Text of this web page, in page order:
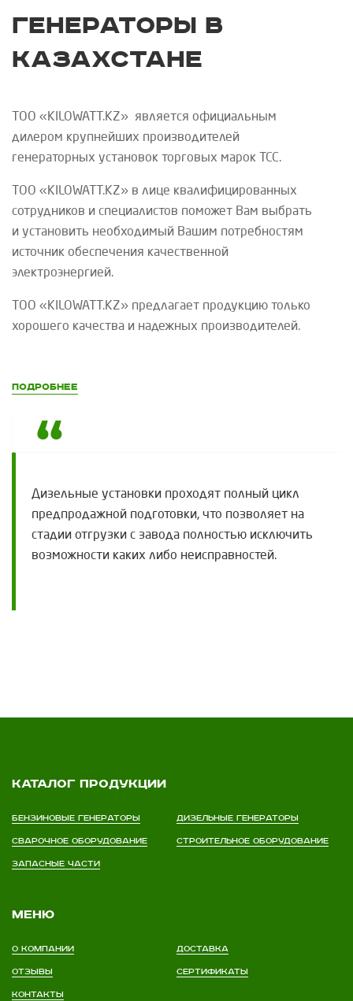
Генераторы в
Казахстане
ТОО «KILOWATT .KZ» является официальным
дилером крупнейших производителей
генераторных установок торговых марок
ТСС.
ТОО «KILOWATT .KZ» в лице квалифицированных
сотрудников и специалистов поможет Вам выбрать
и установить необходимый Вашим потребностям
источник обеспечения качественной
электроэнергией.
ТОО «KILOWATT .KZ» предлагает продукцию только
хорошего качества и надежных производителей.
Подробнее
Дизельные установки проходят полный цикл
предпродажной подготовки, что позволяет на
стадии отгрузки с завода полностью исключить
возможности каких либо неисправностей.
Каталог продукции
Бензиновые генераторы Дизельные генераторы
Сварочное оборудование Строительное оборудование
Запасные части
Меню
О компании Доставка
Отзывы Сертификаты
Контакты